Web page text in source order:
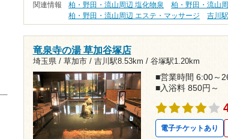
関連情報 柏・野田・流山周辺 塩化物泉 柏・野田・流山
柏・野田・流山周辺 エステ・マッサージ
吉川駅
竜泉寺の湯 草加谷塚店
埼玉県 / 草加市 / 吉川駅8.53km / 谷塚駅1.20km
■営業時間 6:00～
■入浴料 850円～
電子チケットあり